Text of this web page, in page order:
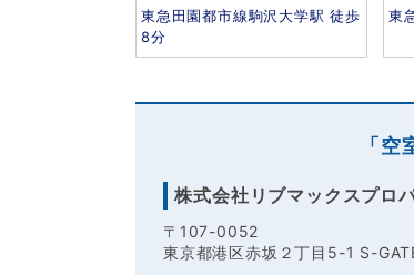
東急田園都市線駒沢大学駅 徒歩
8分
東
「
株式会社リブマックスプロ
〒107-0052
東京都港区赤坂２丁目5-1 S-